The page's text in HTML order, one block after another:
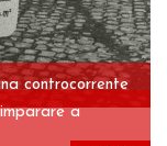
controcorrente
a